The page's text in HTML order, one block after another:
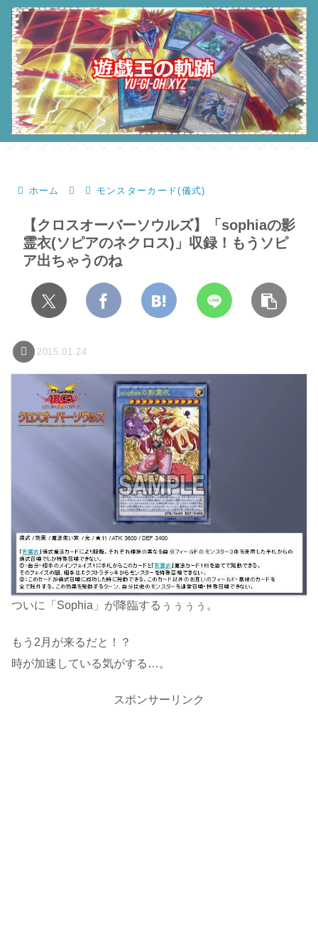
ホーム モンスターカード(儀式)
【クロスオーバーソウルズ】「sophiaの影
霊衣(ソピアのネクロス)」収録！もうソピ
ア出ちゃうのね
2015.01.24
ついに「Sophia」が降臨するぅぅぅぅ。
もう2月が来るだと！？
時が加速している気がする…。
スポンサーリンク